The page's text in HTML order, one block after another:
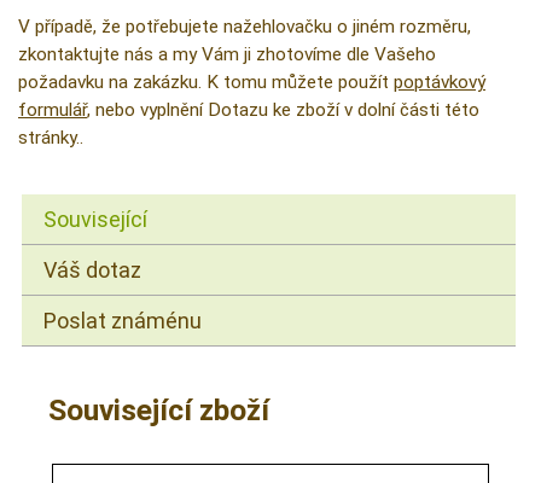
V případě, že potřebujete nažehlovačku o jiném rozměru,
zkontaktujte nás a my Vám ji zhotovíme dle Vašeho
požadavku na zakázku. K tomu můžete použít poptávkový
formulář, nebo vyplnění Dotazu ke zboží v dolní části této
stránky..
Související
Váš dotaz
Poslat známénu
Související zboží